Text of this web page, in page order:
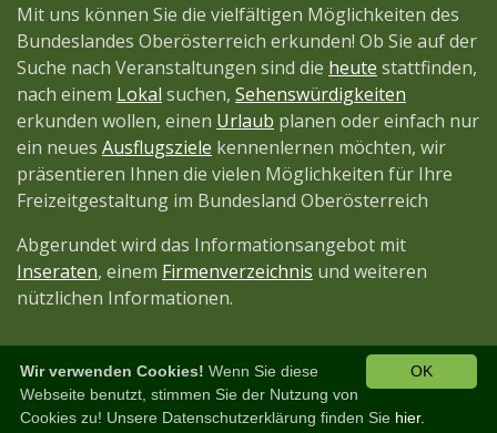
Mit uns können Sie die vielfältigen Möglichkeiten des
Bundeslandes Oberösterreich erkunden! Ob Sie auf der
Suche nach Veranstaltungen sind die heute stattfinden,
nach einem Lokal suchen, Sehenswürdigkeiten
erkunden wollen, einen Urlaub planen oder einfach nur
ein neues Ausflugsziele kennenlernen möchten, wir
präsentieren Ihnen die vielen Möglichkeiten für Ihre
Freizeitgestaltung im Bundesland Oberösterreich
Abgerundet wird das Informationsangebot mit
Inseraten, einem Firmenverzeichnis und weiteren
nützlichen Informationen.
Diese Seite ist ein Projekt derJetztMedien.com OK
Wir verwenden Cookies! Wenn Sie diese
Webseite benutzt, stimmen Sie der Nutzung von
Cookies zu! Unsere Datenschutzerklärung finden Sie hier.